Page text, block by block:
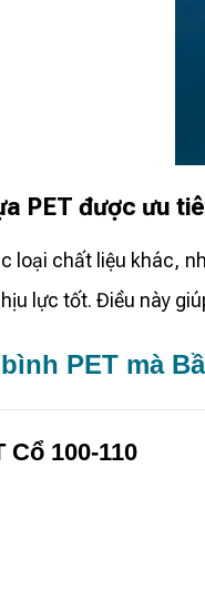
PET được ưu
loại chất liệu khác,
lực tốt. Điều này
PET mà
Cổ 100-110